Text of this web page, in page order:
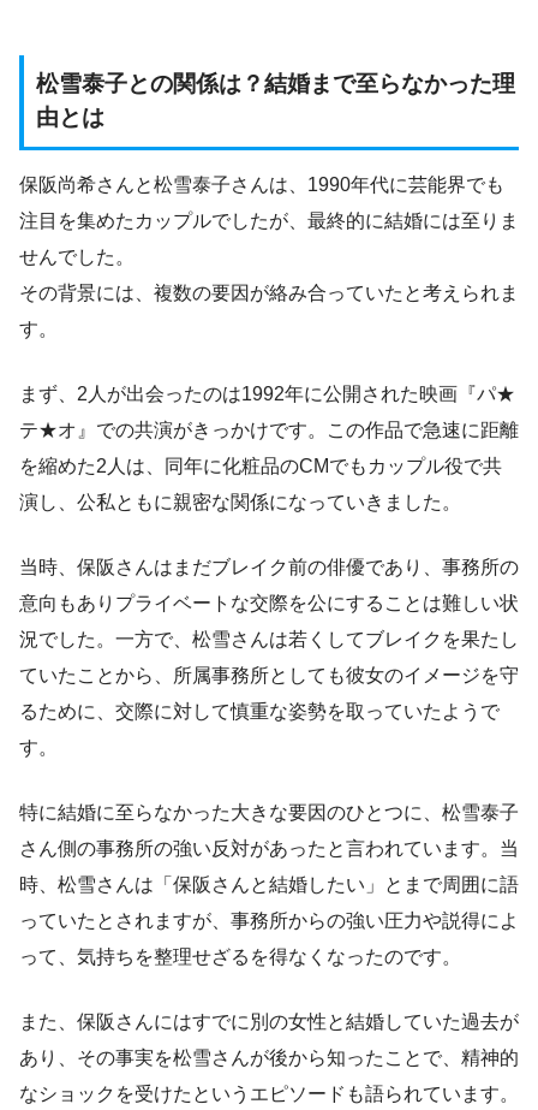
松雪泰子との関係は？結婚まで至らなかった理
由とは
保阪尚希さんと松雪泰子さんは、1990年代に芸能界でも
注目を集めたカップルでしたが、最終的に結婚には至りま
せんでした。
その背景には、複数の要因が絡み合っていたと考えられま
す。
まず、2人が出会ったのは1992年に公開された映画『パ★
テ★オ』での共演がきっかけです。この作品で急速に距離
を縮めた2人は、同年に化粧品のCMでもカップル役で共
演し、公私ともに親密な関係になっていきました。
当時、保阪さんはまだブレイク前の俳優であり、事務所の
意向もありプライベートな交際を公にすることは難しい状
況でした。一方で、松雪さんは若くしてブレイクを果たし
ていたことから、所属事務所としても彼女のイメージを守
るために、交際に対して慎重な姿勢を取っていたようで
す。
特に結婚に至らなかった大きな要因のひとつに、松雪泰子
さん側の事務所の強い反対があったと言われています。当
時、松雪さんは「保阪さんと結婚したい」とまで周囲に語
っていたとされますが、事務所からの強い圧力や説得によ
って、気持ちを整理せざるを得なくなったのです。
また、保阪さんにはすでに別の女性と結婚していた過去が
あり、その事実を松雪さんが後から知ったことで、精神的
なショックを受けたというエピソードも語られています。